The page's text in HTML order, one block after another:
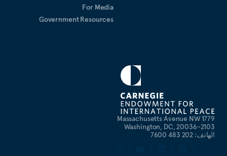
1779 Massachusetts Avenue NW
Washington, DC, 20036-2103
الهاتف: 202 483 7600
For Media
Government Resources